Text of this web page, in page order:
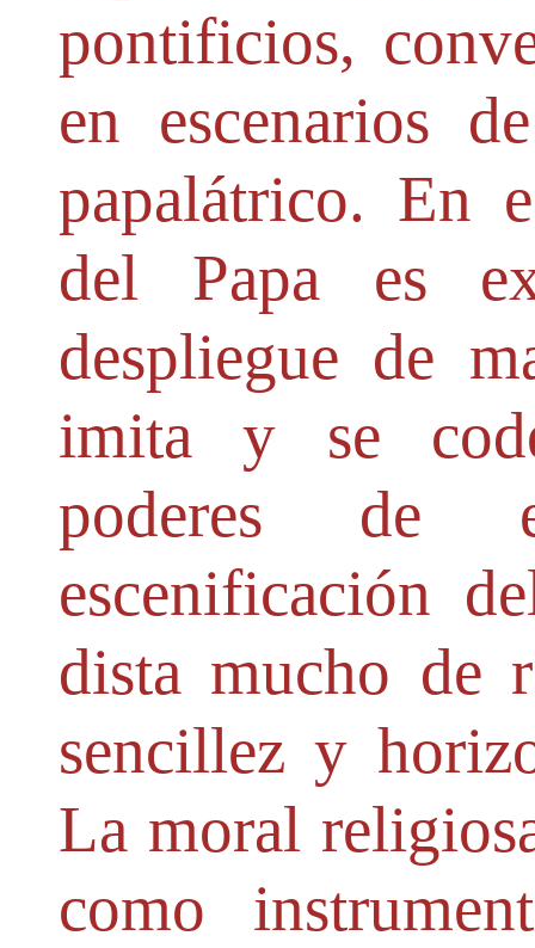
pontificios,
en escenarios
papalátrico. En
del Papa es
despliegue de
imita y se
poderes de
escenificación
dista mucho de
sencillez y
La moral
como